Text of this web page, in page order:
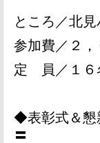
ところ／北
参加費／２
定 員／１６
◆表彰式＆懇
〓